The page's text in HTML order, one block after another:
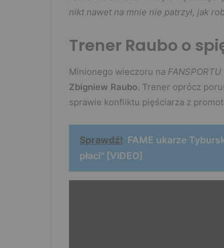
nikt nawet na mnie nie patrzył, jak
Trener Raubo o
Minionego wieczoru na FANSPORTU
Zbigniew Raubo. Trener oprócz
sprawie konfliktu pięściarza z
Sprawdź! FAME ukarze
płaci" [VIDEO]